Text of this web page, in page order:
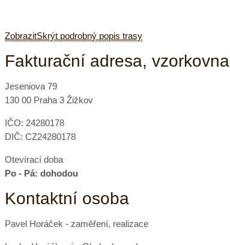
ZobrazitSkrýt podrobný popis trasy
Fakturační adresa, vzorkovna
Jeseniova 79
130 00 Praha 3 Žižkov
IČO: 24280178
DIČ: CZ24280178
Otevírací doba
Po - Pá: dohodou
Kontaktní osoba
Pavel Horáček - zaměření, realizace